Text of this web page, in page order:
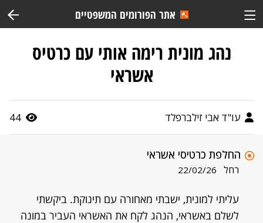
אתר הפורומים המשפטיים
נהג מונית רימה אותי עם כרטיס
אשראי
עו"ד אבי זילברפלד 44
החלפת כרטיסי אשראי
רחל 22/02/26
עליתי למונית, ישבתי מאחורה עם תינוקת. ביקשתי
לשלם באשראי, הנהג לקח את האשראי העביר במונה